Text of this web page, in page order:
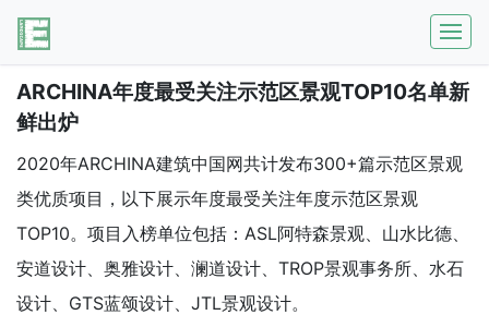
ARCHINA年度最受关注示范区景观TOP10名单新
鲜出炉
2020年ARCHINA建筑中国网共计发布300+篇示范区景观
类优质项目，以下展示年度最受关注年度示范区景观
TOP10。项目入榜单位包括：ASL阿特森景观、山水比德、
安道设计、奥雅设计、澜道设计、TROP景观事务所、水石
设计、GTS蓝颂设计、JTL景观设计。